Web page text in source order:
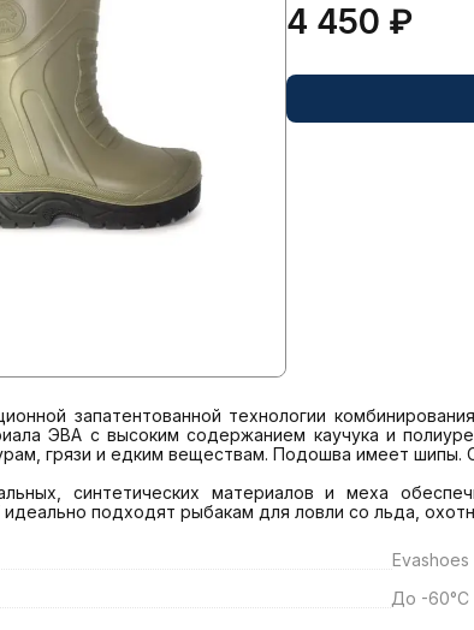
4 450 ₽
запатентованной технологии
ЭВА с высоким содержанием каучука и
грязи и едким веществам. Подошва имеет
синтетических материалов и меха
подходят рыбакам для ловли со льда,
Еvashoes
До -60°C